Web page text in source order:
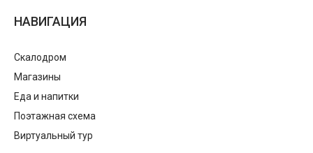
НАВИГАЦИЯ
Скалодром
Магазины
Еда и напитки
Поэтажная схема
Виртуальный тур